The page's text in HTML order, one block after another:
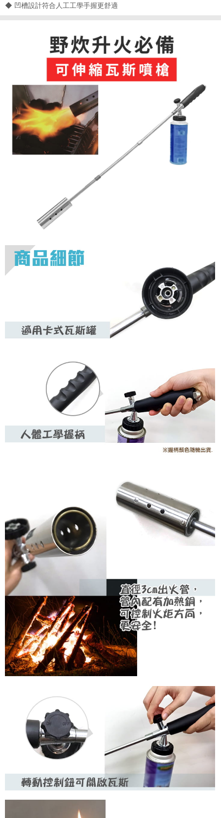
◆ 凹槽設計符合人工工學手握更舒適